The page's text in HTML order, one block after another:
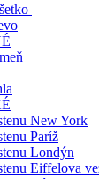
New York
Paríž
Londýn
Eiffelova